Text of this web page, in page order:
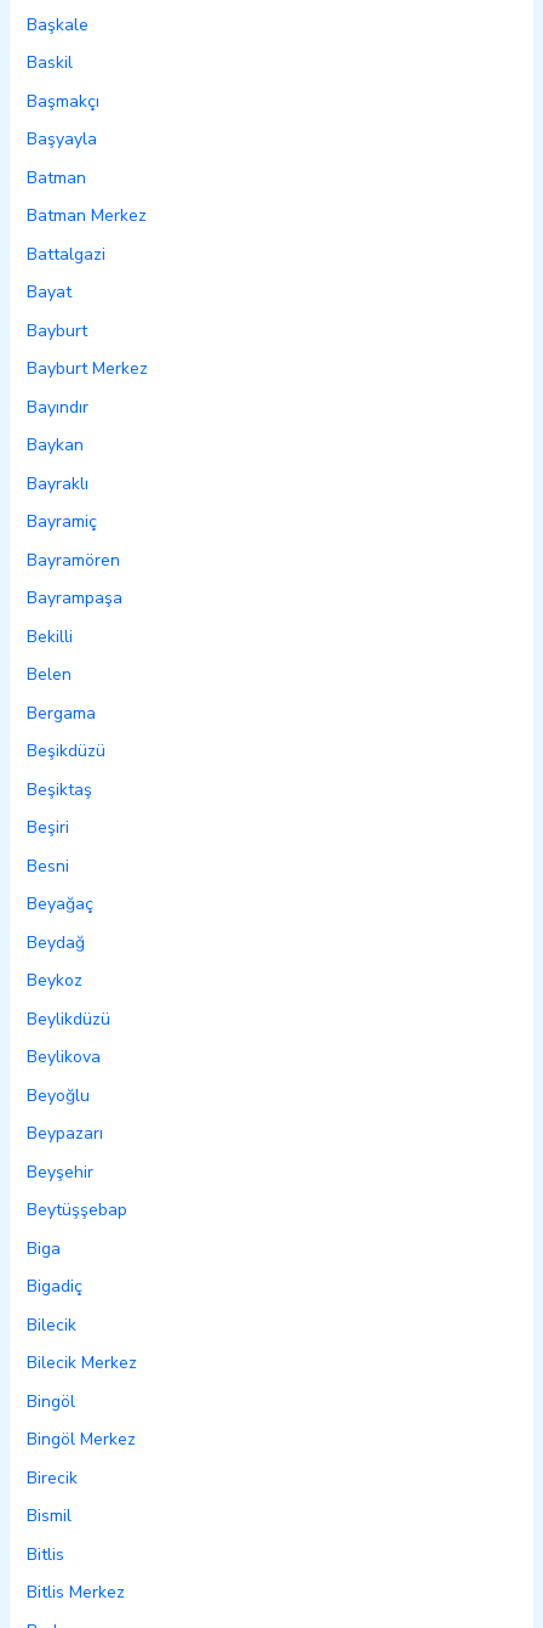
Başkale
Baskil
Başmakçı
Başyayla
Batman
Batman Merkez
Battalgazi
Bayat
Bayburt
Bayburt Merkez
Bayındır
Baykan
Bayraklı
Bayramiç
Bayramören
Bayrampaşa
Bekilli
Belen
Bergama
Beşikdüzü
Beşiktaş
Beşiri
Besni
Beyağaç
Beydağ
Beykoz
Beylikdüzü
Beylikova
Beyoğlu
Beypazarı
Beyşehir
Beytüşşebap
Biga
Bigadiç
Bilecik
Bilecik Merkez
Bingöl
Bingöl Merkez
Birecik
Bismil
Bitlis
Bitlis Merkez